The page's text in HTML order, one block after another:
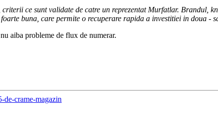
ce sunt validate de catre un reprezentat Murfatlar. Brandul,
buna, care permite o recuperare rapida a investitiei in doua -
aiba probleme de flux de numerar.
de-crame-magazin